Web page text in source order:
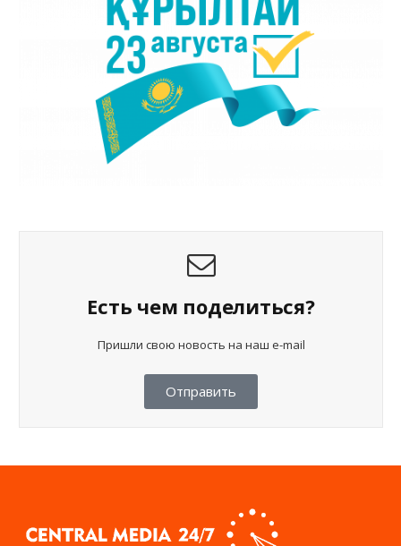
Есть чем поделиться?
Пришли свою новость на наш e-mail
Отправить